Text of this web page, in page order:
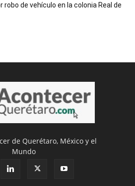
robo de vehículo en la colonia Real de
de Querétaro, México y el
Mundo